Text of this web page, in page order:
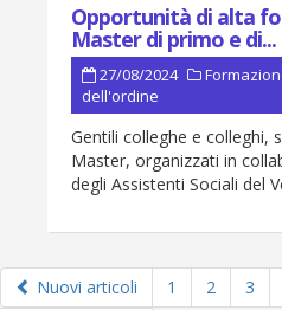
Opportunità di alta
Master di primo e di...
27/08/2024
dell'ordine
Gentili colleghe e colleghi,
Master, organizzati in
degli Assistenti Sociali del
Nuovi articoli 1 2 3